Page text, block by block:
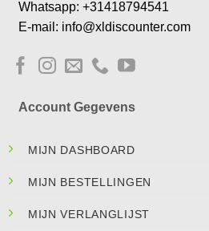
Whatsapp: +31418794541
E-mail: info@xldiscounter.com
Account Gegevens
MIJN DASHBOARD
MIJN BESTELLINGEN
MIJN VERLANGLIJST